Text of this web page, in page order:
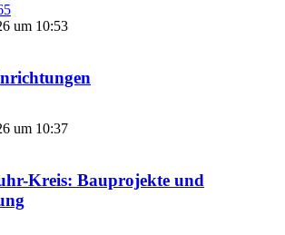
um 10:53
um 10:37
Kreis: Bauprojekte und